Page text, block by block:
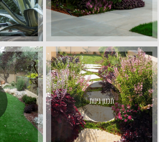
תכנון גינות